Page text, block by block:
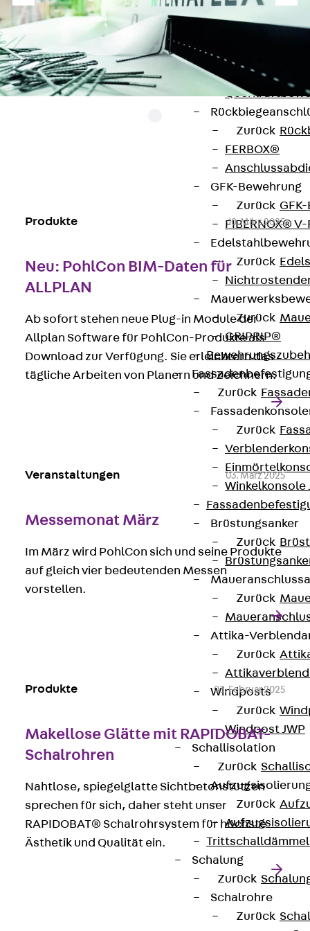
Zurück
Zurück
FERBOX®
GFK-Bewehrung
Zurück
FIBERNOX® V-
Zurück
Zurück
GRIPRIP®
Zurück
Zurück
Winkelkonsole
Brüstungsanker
Zurück
Zurück
Attika-
Zurück
Windposts
Zurück
Windpost JWP
Schallisolation
Zurück
Zurück
Schalung
Zurück
Schalrohre
Zurück
Produkte 10. März 2025
Neu: PohlCon BIM-Daten für
ALLPLAN
Ab sofort stehen neue Plug-in Module der
Allplan Software für PohlCon-Produkte als
Download zur Verfügung. Sie erleichtern das
tägliche Arbeiten von Planern und Zeichnern.
Veranstaltungen 03. März 2025
Messemonat März
Im März wird PohlCon sich und seine Produkte
auf gleich vier bedeutenden Messen
vorstellen.
Produkte 03. Februar 2025
Makellose Glätte mit RAPIDOBAT-
Schalrohren
Nahtlose, spiegelglatte Sichtbetonstützen
sprechen für sich, daher steht unser
RAPIDOBAT® Schalrohrsystem für höchste
Ästhetik und Qualität ein.